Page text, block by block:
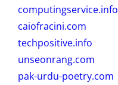
computingservice.info
caiofracini.com
techpositive.info
unseonrang.com
pak-urdu-poetry.com